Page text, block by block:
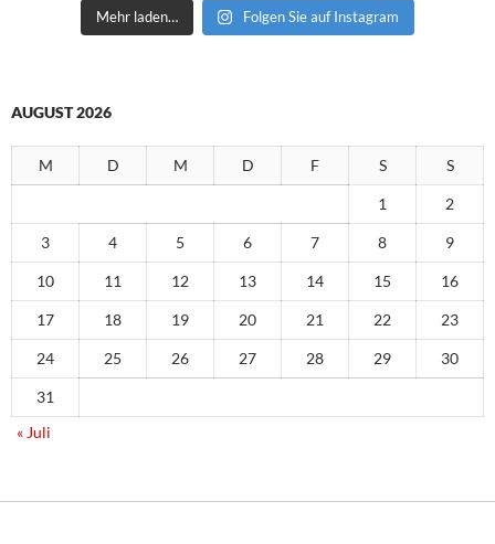
Mehr laden… Folgen Sie auf Instagram
AUGUST 2026
M D M D F S S
1 2
3 4 5 6 7 8 9
10 11 12 13 14 15 16
17 18 19 20 21 22 23
24 25 26 27 28 29 30
31
« Juli